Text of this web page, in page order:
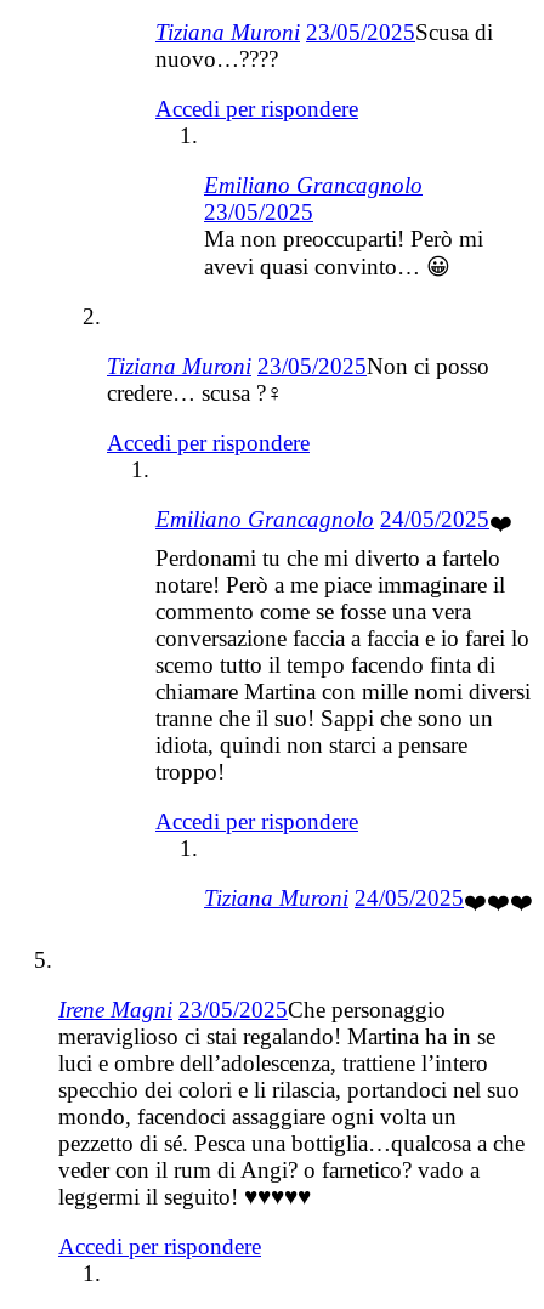
Tiziana Muroni 23/05/2025Scusa di
nuovo…????
Accedi per rispondere
Emiliano Grancagnolo
23/05/2025
Ma non preoccuparti! Però mi
avevi quasi convinto… 😀
Tiziana Muroni 23/05/2025Non ci posso
credere… scusa ?‍♀️
Accedi per rispondere
Emiliano Grancagnolo 24/05/2025❤️
Perdonami tu che mi diverto a fartelo
notare! Però a me piace immaginare il
commento come se fosse una vera
conversazione faccia a faccia e io farei lo
scemo tutto il tempo facendo finta di
chiamare Martina con mille nomi diversi
tranne che il suo! Sappi che sono un
idiota, quindi non starci a pensare
troppo!
Accedi per rispondere
Tiziana Muroni 24/05/2025❤️❤️❤️
Irene Magni 23/05/2025Che personaggio
meraviglioso ci stai regalando! Martina ha in se
luci e ombre dell’adolescenza, trattiene l’intero
specchio dei colori e li rilascia, portandoci nel suo
mondo, facendoci assaggiare ogni volta un
pezzetto di sé. Pesca una bottiglia…qualcosa a che
veder con il rum di Angi? o farnetico? vado a
leggermi il seguito! ♥♥♥♥♥
Accedi per rispondere